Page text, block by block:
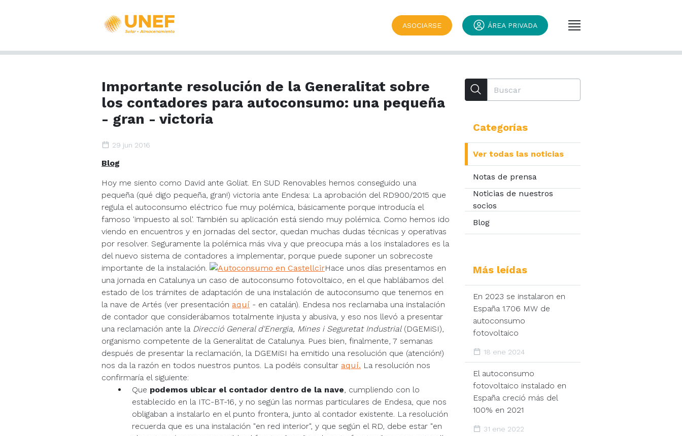
ASOCIARSE ÁREA PRIVADA
Categorías
Ver todas las noticias
Notas de prensa
Noticias de nuestros
socios
Blog
Más leídas
En 2023 se instalaron en
España 1.706 MW de
autoconsumo
fotovoltaico
18 ene 2024
El autoconsumo
fotovoltaico instalado en
España creció más del
100% en 2021
31 ene 2022
Importante resolución de la Generalitat sobre
los contadores para autoconsumo: una pequeña
- gran - victoria
29 jun 2016
Blog
Hoy me siento como David ante Goliat. En SUD Renovables hemos conseguido una
pequeña (qué digo pequeña, gran!) victoria ante Endesa: La aprobación del RD900/2015 que
regula el autoconsumo eléctrico fue muy polémica, básicamente porque introducía el
famoso 'impuesto al sol'. También su aplicación está siendo muy polémica. Como hemos ido
viendo en encuentros y en jornadas del sector, quedan muchas dudas técnicas y operativas
por resolver. Seguramente la polémica más viva y que preocupa más a los instaladores es la
del nuevo sistema de contadores a implementar, porque puede suponer un sobrecoste
importante de la instalación.
Hace unos días presentamos en
una jornada en Catalunya un caso de autoconsumo fotovoltaico, en el que hablábamos del
estado de los trámites de adaptación de una instalación de autoconsumo que tenemos en
la nave de Artés (ver presentación aquí - en catalán). Endesa nos reclamaba una instalación
de contador que considerábamos totalmente injusta y abusiva, y eso nos llevó a presentar
una reclamación ante la Direcció General d'Energia, Mines i Seguretat Industrial(DGEMiSI),
organismo competente de la Generalitat de Catalunya. Pues bien, finalmente, 7 semanas
después de presentar la reclamación, la DGEMiSI ha emitido una resolución que (atención!)
nos da la razón en todos nuestros puntos. La podéis consultar aquí. La resolución nos
confirmaría el siguiente:
Que podemos ubicar el contador dentro de la nave, cumpliendo con lo
establecido en la ITC-BT-16, y no según las normas particulares de Endesa, que nos
obligaban a instalarlo en el punto frontera, junto al contador existente. La resolución
recuerda que es una instalación "en red interior", y que según el RD, debe estar "en